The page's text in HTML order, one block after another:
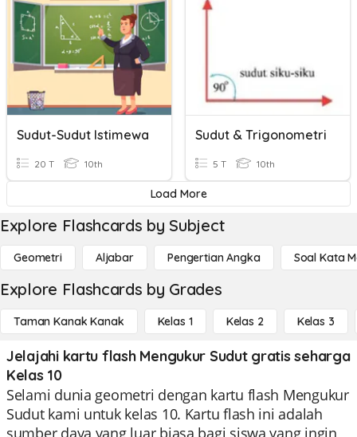
Sudut-Sudut Istimewa
20 T 10th
Sudut & Trigonometri
5 T 10th
Load More
Explore Flashcards by Subject
Geometri Aljabar Pengertian Angka Soal Kata
Explore Flashcards by Grades
Taman Kanak Kanak Kelas 1 Kelas 2 Kelas 3
Jelajahi kartu flash Mengukur Sudut gratis seharga
Kelas 10
Selami dunia geometri dengan kartu flash Mengukur
Sudut kami untuk kelas 10. Kartu flash ini adalah
sumber daya yang luar biasa bagi siswa yang ingin